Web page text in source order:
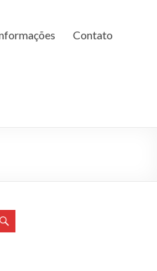
Contato